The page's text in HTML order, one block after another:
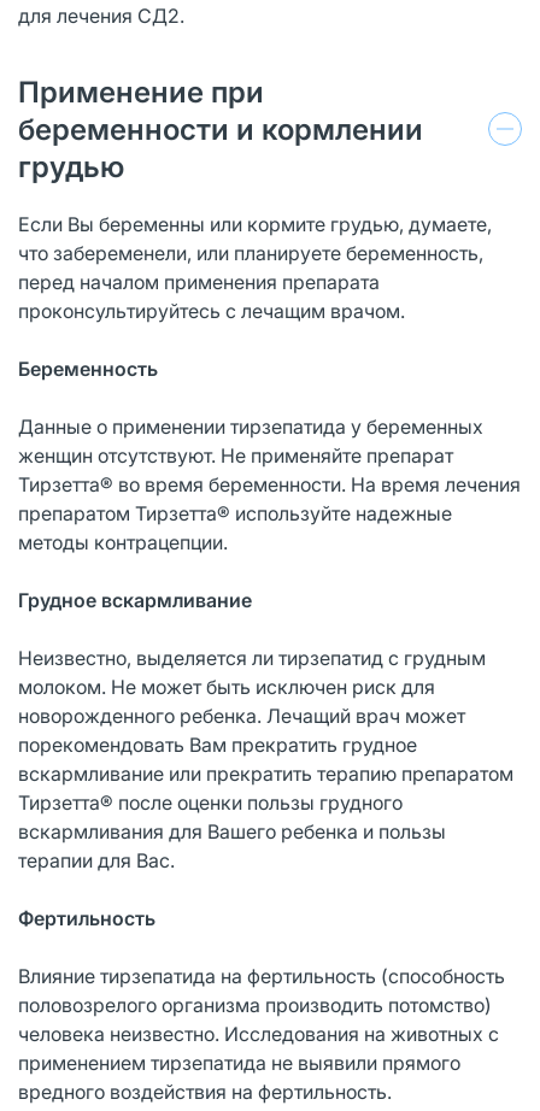
для лечения СД2.
Применение при
беременности и кормлении
грудью
Если Вы беременны или кормите грудью, думаете,
что забеременели, или планируете беременность,
перед началом применения препарата
проконсультируйтесь с лечащим врачом.
Беременность
Данные о применении тирзепатида у беременных
женщин отсутствуют. Не применяйте препарат
Тирзетта® во время беременности. На время лечения
препаратом Тирзетта® используйте надежные
методы контрацепции.
Грудное вскармливание
Неизвестно, выделяется ли тирзепатид с грудным
молоком. Не может быть исключен риск для
новорожденного ребенка. Лечащий врач может
порекомендовать Вам прекратить грудное
вскармливание или прекратить терапию препаратом
Тирзетта® после оценки пользы грудного
вскармливания для Вашего ребенка и пользы
терапии для Вас.
Фертильность
Влияние тирзепатида на фертильность (способность
половозрелого организма производить потомство)
человека неизвестно. Исследования на животных с
применением тирзепатида не выявили прямого
вредного воздействия на фертильность.